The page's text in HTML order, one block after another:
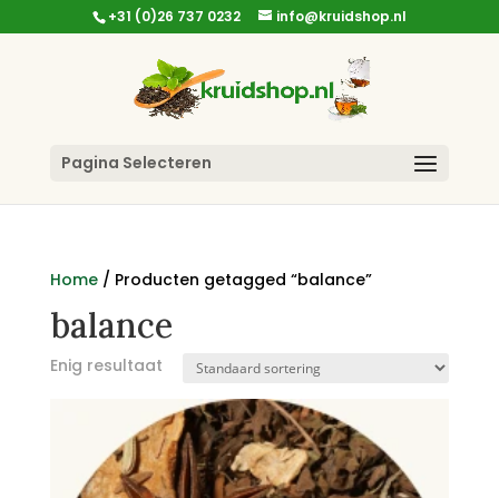
+31 (0)26 737 0232 info@kruidshop.nl
Pagina Selecteren
Home/ Producten getagged “balance”
balance
Enig resultaat